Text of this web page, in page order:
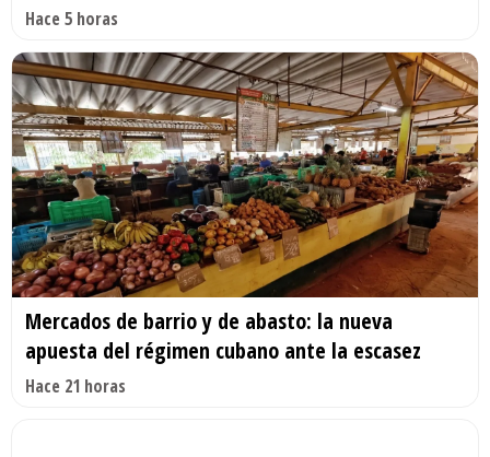
Hace 5 horas
Mercados de barrio y de abasto: la nueva
apuesta del régimen cubano ante la escasez
Hace 21 horas